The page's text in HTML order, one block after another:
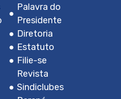
Palavra do
Presidente
Diretoria
Estatuto
Filie-se
Revista
Sindiclubes